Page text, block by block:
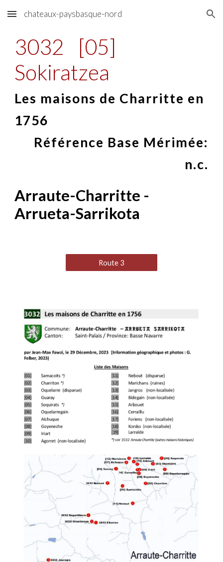
Skip to main content Skip to navigation
chateaux-paysbasque-nord
3032
[05]
Sokiratzea
Les maisons de Charritte en
1756
Référence Base Mérimée:
n.c.
Arraute-Charritte -
Arrueta-Sarrikota
Route 3